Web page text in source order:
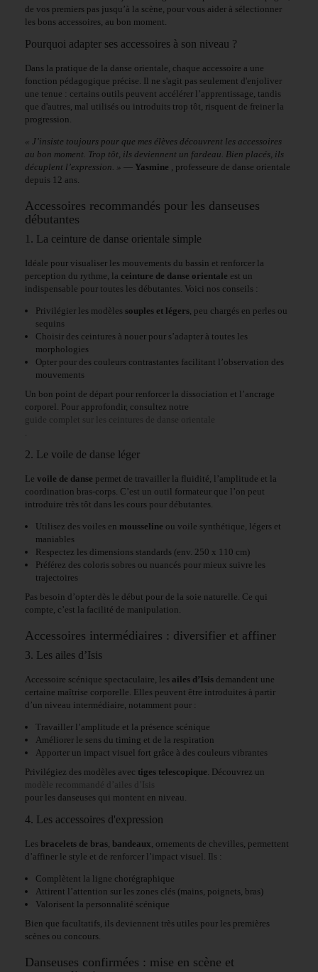
de vos premiers pas jusqu’à la scène, pour vous aider à sélectionner
les bons accessoires, au bon moment.
Pourquoi adapter ses accessoires à son niveau ?
Dans la pratique de la danse orientale, chaque accessoire a une
fonction pédagogique précise. Il ne s'agit pas seulement d'enjoliver
une tenue : certains outils peuvent accélérer l’apprentissage, tandis
que d'autres, mal utilisés ou introduits trop tôt, risquent de freiner la
progression.
« J’insiste toujours pour que mes élèves découvrent les accessoires
au bon moment. Trop tôt, ils deviennent un fardeau. Bien placés, ils
décuplent l’expression. » — Yasmine
, professeure de danse orientale
depuis 12 ans.
Accessoires recommandés pour les danseuses
débutantes
1. La ceinture de danse orientale simple
Idéale pour visualiser les mouvements du bassin et renforcer la
perception du rythme, la ceinture de danse orientale est un
indispensable pour toutes les débutantes. Voici nos conseils :
Privilégier les modèles souples et légers , peu chargés en perles ou
sequins
Choisir des ceintures à nouer pour s’adapter à toutes les
morphologies
Opter pour des couleurs contrastantes facilitant l’observation des
mouvements
Un bon point de départ pour renforcer la dissociation et l’ancrage
corporel. Pour approfondir, consultez notre
guide complet sur les ceintures de danse orientale
2. Le voile de danse léger
Le voile de danse permet de travailler la fluidité, l’amplitude et la
coordination bras-corps. C’est un outil formateur que l’on peut
introduire très tôt dans les cours pour débutantes.
Utilisez des voiles en mousseline ou voile synthétique, légers et
maniables
Respectez les dimensions standards (env. 250 x 110 cm)
Préférez des coloris sobres ou nuancés pour mieux suivre les
trajectoires
Pas besoin d’opter dès le début pour de la soie naturelle. Ce qui
compte, c’est la facilité de manipulation.
Accessoires intermédiaires : diversifier et affiner
3. Les ailes d’Isis
Accessoire scénique spectaculaire, les ailes d’Isis demandent une
certaine maîtrise corporelle. Elles peuvent être introduites à partir
d’un niveau intermédiaire, notamment pour :
Travailler l’amplitude et la présence scénique
Améliorer le sens du timing et de la respiration
Apporter un impact visuel fort grâce à des couleurs vibrantes
Privilégiez des modèles avec tiges telescopique . Découvrez un
modèle recommandé d’ailes d’Isis
pour les danseuses qui montent en niveau.
4. Les accessoires d'expression
Les bracelets de bras bandeaux , ornements de chevilles, permettent
d’affiner le style et de renforcer l’impact visuel. Ils :
Complètent la ligne chorégraphique
Attirent l’attention sur les zones clés (mains, poignets, bras)
Valorisent la personnalité scénique
Bien que facultatifs, ils deviennent très utiles pour les premières
scènes ou concours.
Danseuses confirmées : mise en scène et